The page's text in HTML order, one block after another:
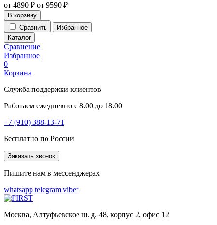
от 4890 ₽ от 9590 ₽
В корзину
Сравнить
Избранное
Каталог
Сравнение
Избранное
0
Корзина
Служба поддержки клиентов
Работаем ежедневно с 8:00 до 18:00
+7 (910) 388-13-71
Бесплатно по России
Заказать звонок
Пишите нам в мессенджерах
whatsapp telegram viber
Москва, Алтуфьевское ш. д. 48, корпус 2, офис 12